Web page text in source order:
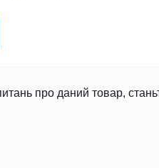
про даний товар,